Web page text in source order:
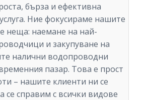
бърза и ефективна
Ние фокусираме нашите
неща: наемане на най-
и закупуване на
налични водопроводни
пазар. Това е прост
– нашите клиенти ни се
се справим с всички видове